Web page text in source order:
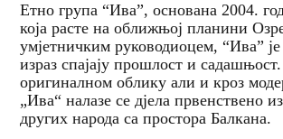
Етно група “Ива”, основана 2004.
која расте на оближњој планини
умјетничким руководиоцем, “Ива”
израз спајају прошлост и
оригиналном облику али и кроз
„Ива“ налазе се дјела првенствено
других народа са простора Балкана.